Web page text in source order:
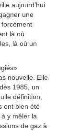
aujourd’hui
une
forcément
là où
là où un
nouvelle. Elle
1985, un
définition,
ont bien été
y mêler la
de gaz à